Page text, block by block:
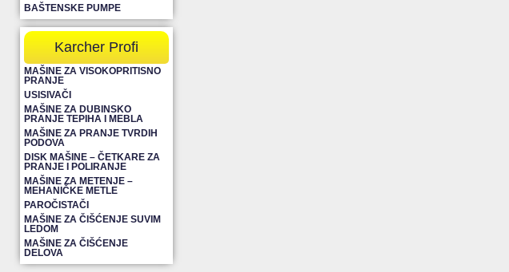
BAŠTENSKE PUMPE
Karcher Profi
MAŠINE ZA VISOKOPRITISNO
PRANJE
USISIVAČI
MAŠINE ZA DUBINSKO
PRANJE TEPIHA I MEBLA
MAŠINE ZA PRANJE TVRDIH
PODOVA
DISK MAŠINE – ČETKARE ZA
PRANJE I POLIRANJE
MAŠINE ZA METENJE –
MEHANIČKE METLE
PAROČISTAČI
MAŠINE ZA ČIŠĆENJE SUVIM
LEDOM
MAŠINE ZA ČIŠĆENJE
DELOVA